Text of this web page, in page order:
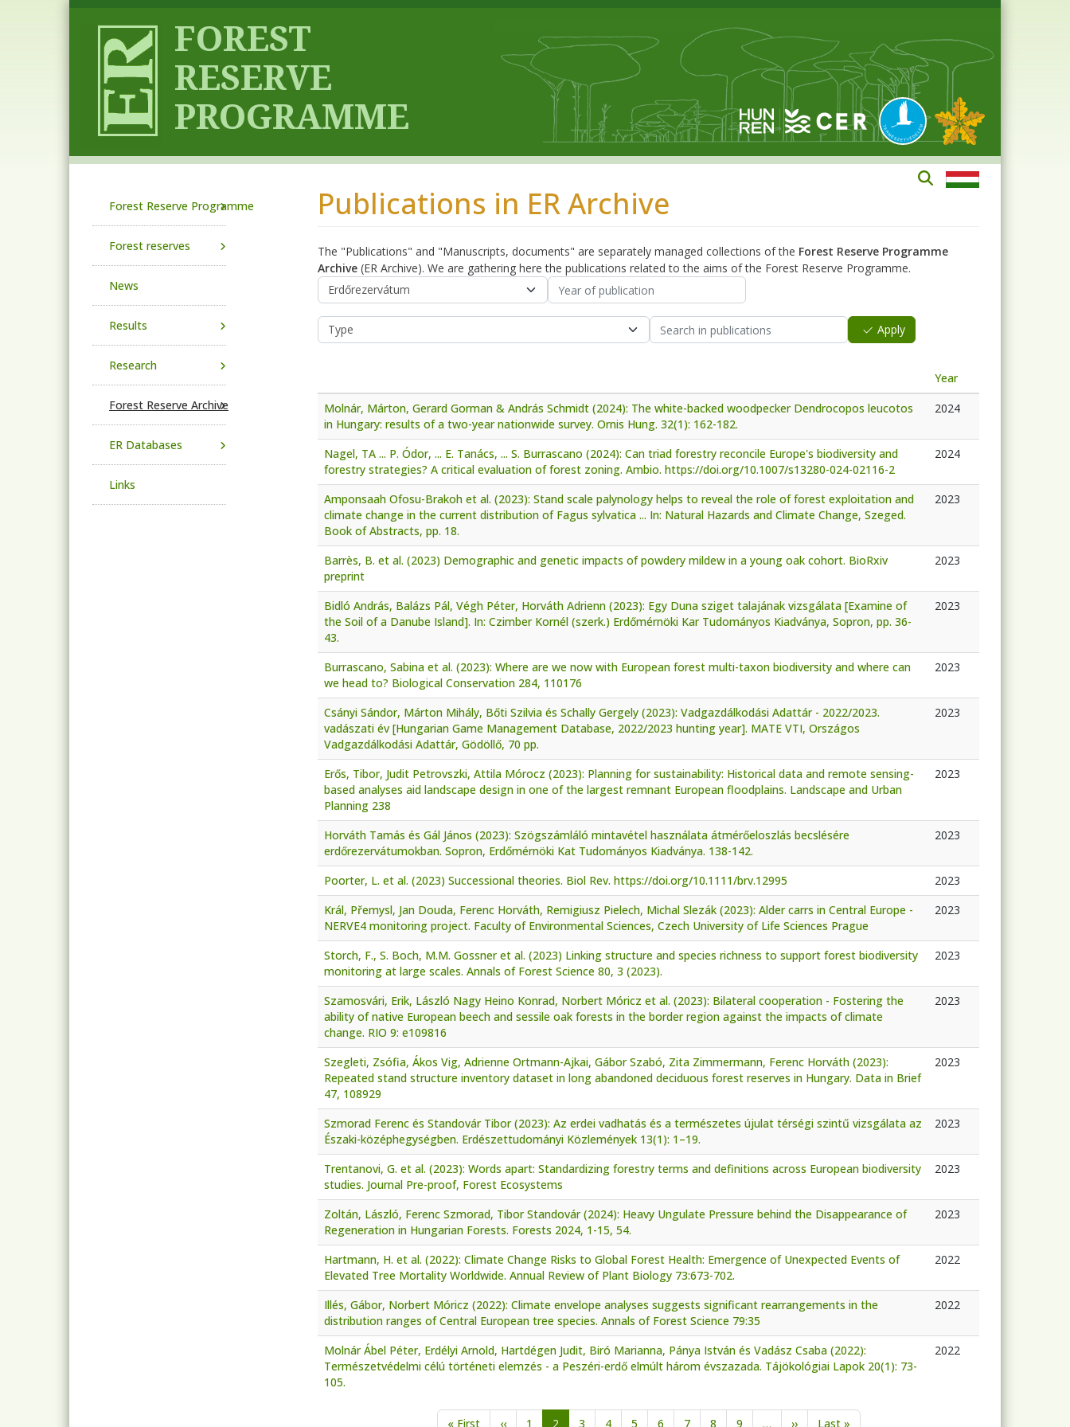
Publications in ER Archive
The "Publications" and "Manuscripts, documents" are separately managed collections of the Forest Reserve Programme
Archive (ER Archive). We are gathering here the publications related to the aims of the Forest Reserve Programme.
Apply
Year
Molnár, Márton, Gerard Gorman & András Schmidt (2024): The white-backed woodpecker Dendrocopos leucotos
in Hungary: results of a two-year nationwide survey. Ornis Hung. 32(1): 162-182.
2024
Nagel, TA ... P. Ódor, ... E. Tanács, ... S. Burrascano (2024): Can triad forestry reconcile Europe's biodiversity and
forestry strategies? A critical evaluation of forest zoning. Ambio. https://doi.org/10.1007/s13280-024-02116-2
2024
Amponsaah Ofosu-Brakoh et al. (2023): Stand scale palynology helps to reveal the role of forest exploitation and
climate change in the current distribution of Fagus sylvatica ... In: Natural Hazards and Climate Change, Szeged.
Book of Abstracts, pp. 18.
2023
Barrès, B. et al. (2023) Demographic and genetic impacts of powdery mildew in a young oak cohort. BioRxiv
preprint
2023
Bidló András, Balázs Pál, Végh Péter, Horváth Adrienn (2023): Egy Duna sziget talajának vizsgálata [Examine of
the Soil of a Danube Island]. In: Czimber Kornél (szerk.) Erdőmérnöki Kar Tudományos Kiadványa, Sopron, pp. 36-
43.
2023
Burrascano, Sabina et al. (2023): Where are we now with European forest multi-taxon biodiversity and where can
we head to? Biological Conservation 284, 110176
2023
Csányi Sándor, Márton Mihály, Bőti Szilvia és Schally Gergely (2023): Vadgazdálkodási Adattár - 2022/2023.
vadászati év [Hungarian Game Management Database, 2022/2023 hunting year]. MATE VTI, Országos
Vadgazdálkodási Adattár, Gödöllő, 70 pp.
2023
Erős, Tibor, Judit Petrovszki, Attila Mórocz (2023): Planning for sustainability: Historical data and remote sensing-
based analyses aid landscape design in one of the largest remnant European floodplains. Landscape and Urban
Planning 238
2023
Horváth Tamás és Gál János (2023): Szögszámláló mintavétel használata átmérőeloszlás becslésére
erdőrezervátumokban. Sopron, Erdőmérnöki Kat Tudományos Kiadványa. 138-142.
2023
Poorter, L. et al. (2023) Successional theories. Biol Rev. https://doi.org/10.1111/brv.12995
2023
Král, Přemysl, Jan Douda, Ferenc Horváth, Remigiusz Pielech, Michal Slezák (2023): Alder carrs in Central Europe -
NERVE4 monitoring project. Faculty of Environmental Sciences, Czech University of Life Sciences Prague
2023
Storch, F., S. Boch, M.M. Gossner et al. (2023) Linking structure and species richness to support forest biodiversity
monitoring at large scales. Annals of Forest Science 80, 3 (2023).
2023
Szamosvári, Erik, László Nagy Heino Konrad, Norbert Móricz et al. (2023): Bilateral cooperation - Fostering the
ability of native European beech and sessile oak forests in the border region against the impacts of climate
change. RIO 9: e109816
2023
Szegleti, Zsófia, Ákos Vig, Adrienne Ortmann-Ajkai, Gábor Szabó, Zita Zimmermann, Ferenc Horváth (2023):
Repeated stand structure inventory dataset in long abandoned deciduous forest reserves in Hungary. Data in Brief
47, 108929
2023
Szmorad Ferenc és Standovár Tibor (2023): Az erdei vadhatás és a természetes újulat térségi szintű vizsgálata az
Északi-középhegységben. Erdészettudományi Közlemények 13(1): 1–19.
2023
Trentanovi, G. et al. (2023): Words apart: Standardizing forestry terms and definitions across European biodiversity
studies. Journal Pre-proof, Forest Ecosystems
2023
Zoltán, László, Ferenc Szmorad, Tibor Standovár (2024): Heavy Ungulate Pressure behind the Disappearance of
Regeneration in Hungarian Forests. Forests 2024, 1-15, 54.
2023
Hartmann, H. et al. (2022): Climate Change Risks to Global Forest Health: Emergence of Unexpected Events of
Elevated Tree Mortality Worldwide. Annual Review of Plant Biology 73:673-702.
2022
Illés, Gábor, Norbert Móricz (2022): Climate envelope analyses suggests significant rearrangements in the
distribution ranges of Central European tree species. Annals of Forest Science 79:35
2022
Molnár Ábel Péter, Erdélyi Arnold, Hartdégen Judit, Biró Marianna, Pánya István és Vadász Csaba (2022):
Természetvédelmi célú történeti elemzés - a Peszéri-erdő elmúlt három évszazada. Tájökológiai Lapok 20(1): 73-
105.
2022
« FirstFirst page
‹‹Previous page
1 2 3 4 5 6 7 8 9 … ››Next page
Last »Last page
Forest Reserve Programme
Forest reserves
News
Results
Research
Forest Reserve Archive
ER Databases
Links